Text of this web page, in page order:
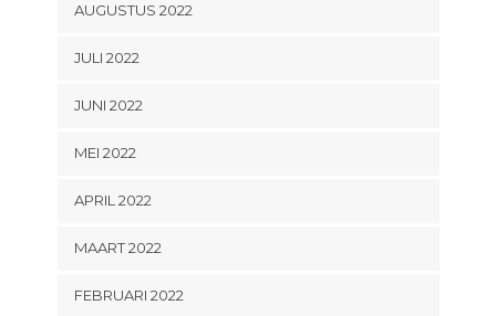
AUGUSTUS 2022
JULI 2022
JUNI 2022
MEI 2022
APRIL 2022
MAART 2022
FEBRUARI 2022